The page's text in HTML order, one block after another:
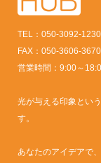
TEL：050-3092-1230
FAX：050-3606-3670
営業時間：9:00～
光が与える印象とい
す。
あなたのアイデアで